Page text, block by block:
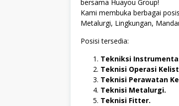
bersama Huayou Group!
Kami membuka berbagai
Metalurgi, Lingkungan,
Posisi tersedia:
Tekniksi
Teknisi Operasi
Teknisi Perawatan
Teknisi Metalurgi.
Teknisi Fitter.